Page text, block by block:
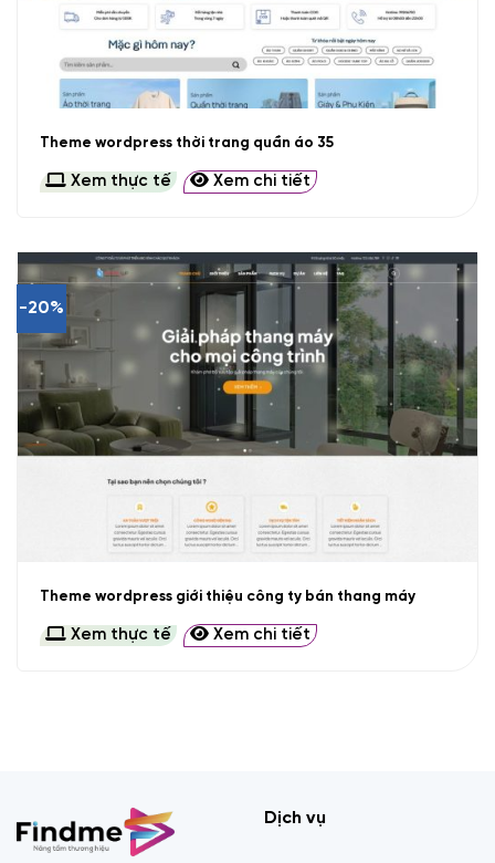
Theme wordpress thời trang quần áo 35
Xem thực tế Xem chi tiết
-20%
Theme wordpress giới thiệu công ty bán thang máy
Xem thực tế Xem chi tiết
Dịch vụ